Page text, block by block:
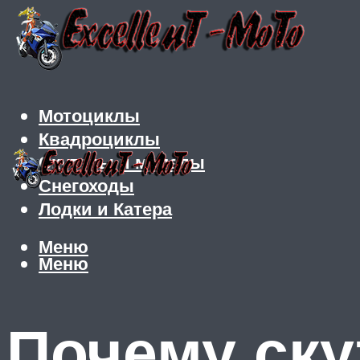
Мотоциклы
Квадроциклы
Скутеры и мопеды
Снегоходы
Лодки и Катера
Меню
Меню